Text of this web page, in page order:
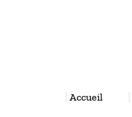
Accueil